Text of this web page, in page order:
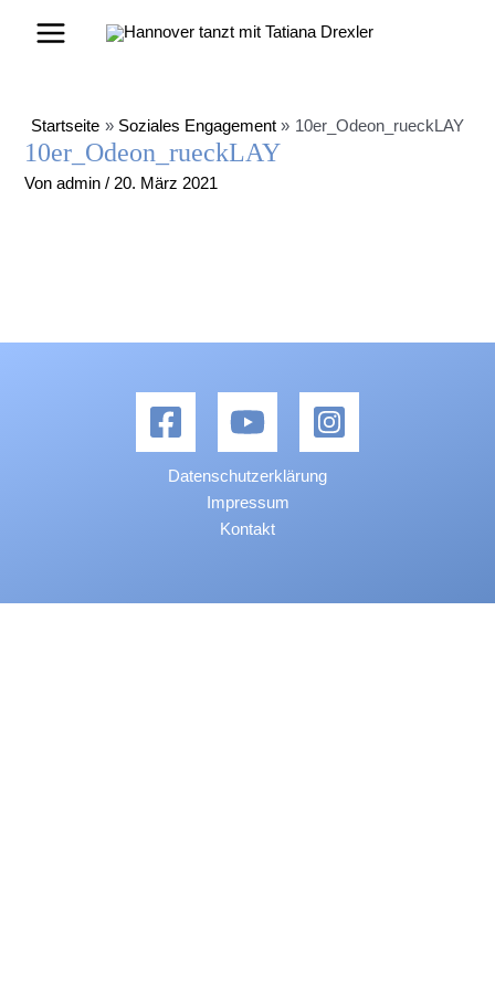
Inhalt
Main
Startseite Soziales Engagement 10er_Odeon_rueckLAY
10er_Odeon_rueckLAY
Vonadmin/20. März 2021
Datenschutzerklärung
Impressum
Kontakt